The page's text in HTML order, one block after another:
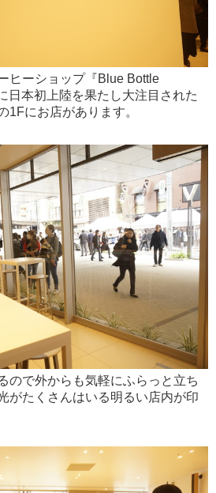
ヒーショップ『Blue Bottle
日本初上陸を果たし大注目された
1Fにお店があります。
ので外からも気軽にふらっと立ち
がたくさんはいる明るい店内が印